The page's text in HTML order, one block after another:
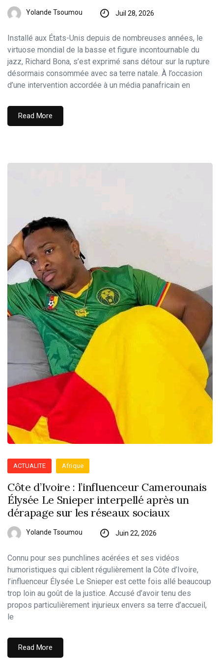
Yolande Tsoumou Juil 28, 2026
Installé aux États-Unis depuis de nombreuses années, le
virtuose mondial de la basse et figure incontournable du
jazz, Richard Bona, s’est exprimé sans détour sur la rupture
désormais consommée avec sa terre natale. À l’occasion
d’une intervention accordée à un média panafricain en
Read More
ACTUALITE Afrique
Côte d’Ivoire : l’influenceur Camerounais
Élysée Le Snieper interpellé après un
dérapage sur les réseaux sociaux
Yolande Tsoumou Juin 22, 2026
​Connu pour ses punchlines acérées et ses vidéos
humoristiques qui ciblent régulièrement la Côte d’Ivoire,
l’influenceur Élysée Le Snieper est cette fois allé beaucoup
trop loin au goût de la justice. Accusé d’avoir tenu des
propos particulièrement injurieux envers sa terre d’accueil,
le
Read More